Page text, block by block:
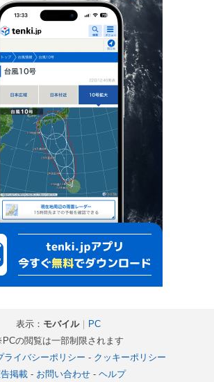
表示： モバイル｜ PC
の閲覧は一部制限されます
ライバシーポリシー - クッキーポリシー
掲載- お問い合わせ- ヘルプ